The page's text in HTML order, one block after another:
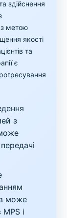
здійснення
з метою
якості
та
є
з
може
і